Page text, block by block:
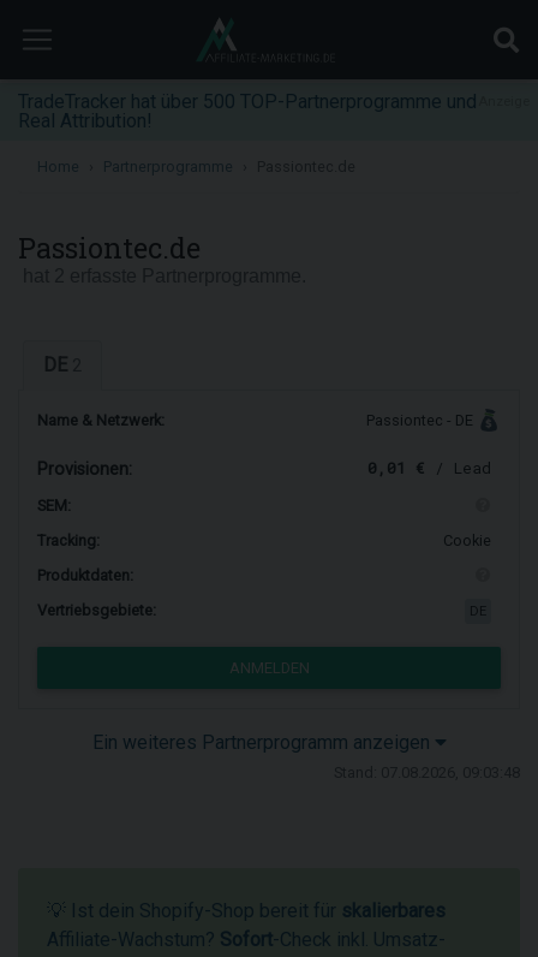
TradeTracker hat über 500 TOP-Partnerprogramme und
Real Attribution!
Home Partnerprogramme
Passiontec.de
DE
Name & Netzwerk: Passiontec - DE
Provisionen: 0,01 € / Lead
SEM:
Tracking:
Cookie
Produktdaten:
Vertriebsgebiete:
ANMELDEN
Ein weiteres Partnerprogramm anzeigen
💡 Ist dein Shopify-Shop bereit für skalierbares
Affiliate-Wachstum? Sofort-Check inkl. Umsatz-